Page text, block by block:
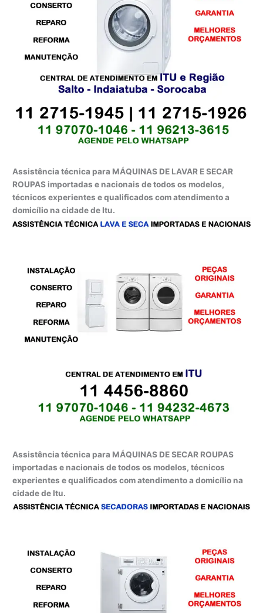
Assistência técnica para MÁQUINAS DE LAVAR E SECAR
ROUPAS importadas e nacionais de todos os modelos,
técnicos experientes e qualificados com atendimento a
domicílio na cidade de Itu.
Assistência técnica para MÁQUINAS DE SECAR ROUPAS
importadas e nacionais de todos os modelos, técnicos
experientes e qualificados com atendimento a domicílio na
cidade de Itu.